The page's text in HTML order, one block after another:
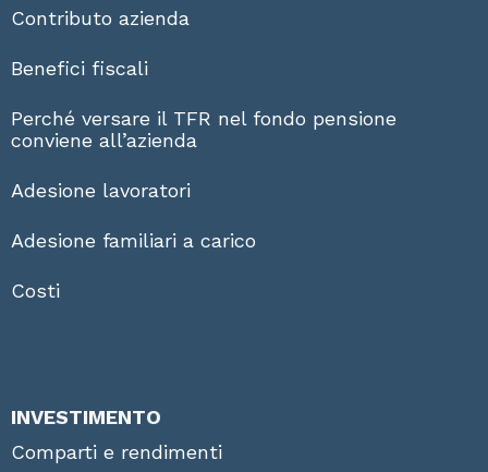
Contributo azienda
Benefici fiscali
Perché versare il TFR nel fondo pensione
conviene all’azienda
Adesione lavoratori
Adesione familiari a carico
Costi
INVESTIMENTO
Comparti e rendimenti